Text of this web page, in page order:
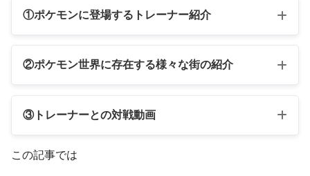
①ポケモンに登場するトレーナー紹介
②ポケモン世界に存在する様々な街の紹介
③トレーナーとの対戦動画
この記事では